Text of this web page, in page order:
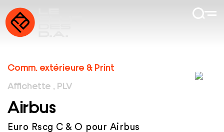
Comm. extérieure & Print
Affichette , PLV
Airbus
Euro Rscg C & O pour Airbus